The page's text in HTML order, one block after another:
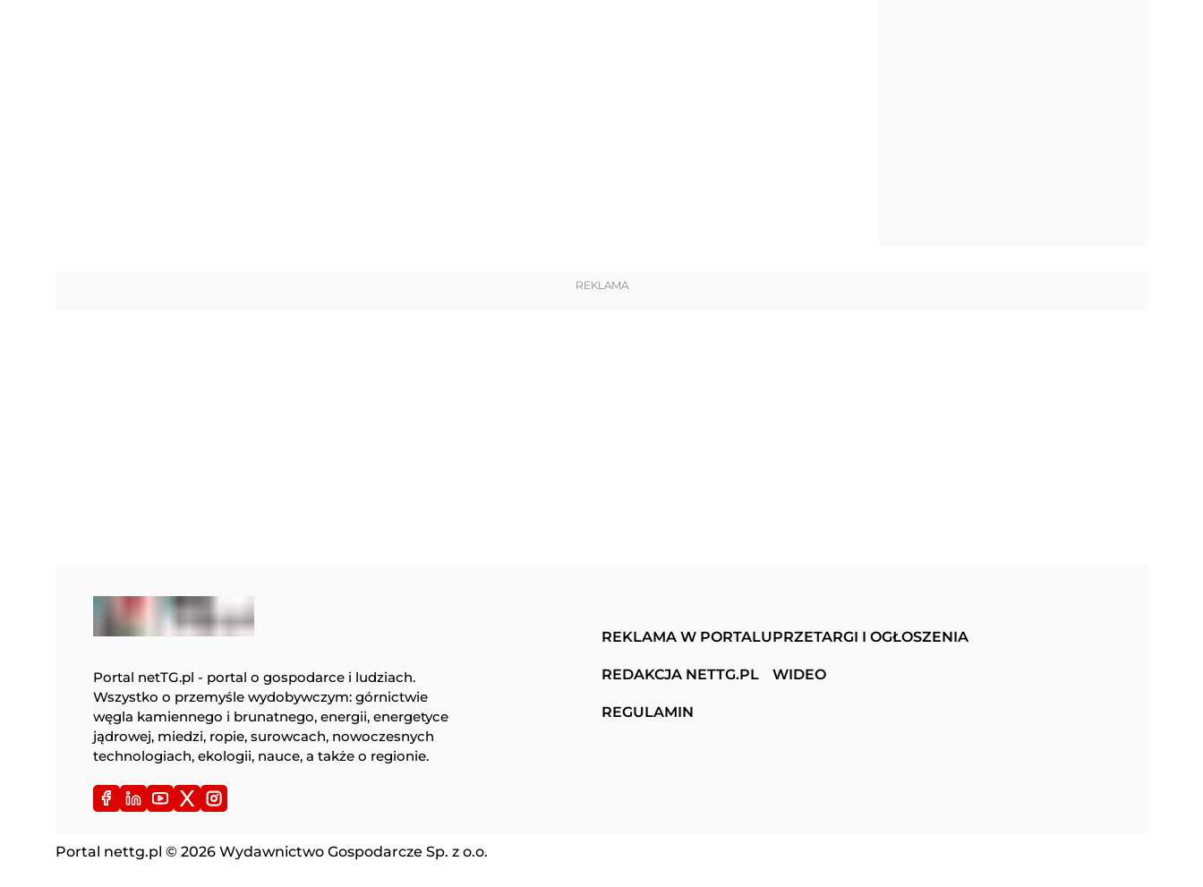
REKLAMA
Portal netTG.pl - portal o gospodarce i ludziach.
Wszystko o przemyśle wydobywczym: górnictwie
węgla kamiennego i brunatnego, energii, energetyce
jądrowej, miedzi, ropie, surowcach, nowoczesnych
technologiach, ekologii, nauce, a także o regionie.
REKLAMA W PORTALU
REDAKCJA NETTG.PL
REGULAMIN
PRZETARGI I OGŁOSZENIA
WIDEO
Portal nettg.pl © 2026 Wydawnictwo Gospodarcze Sp. z o.o.